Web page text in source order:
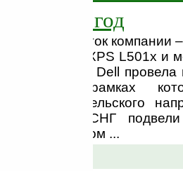
на 2011 год
разработок компании
Duo, ноутбук XPS L501x и
Корпорация Dell
в рамках
потребительского
и странах СНГ
на российском ...